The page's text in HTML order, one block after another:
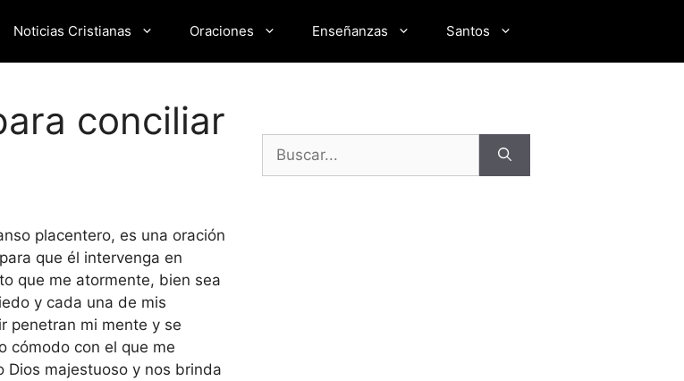
Noticias Cristianas Oraciones Enseñanzas Santos
conciliar
placentero, es una oración
que él intervenga en
que me atormente, bien sea
y cada una de mis
penetran mi mente y se
cómodo con el que me
majestuoso y nos brinda
Buscar: